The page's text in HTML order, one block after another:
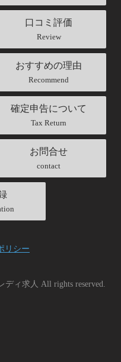
口コミ評価
Review
おすすめの理由
Recommend
確定申告について
Tax Return
お問合せ
contact
リシー
ィ求人 All rights reserved.